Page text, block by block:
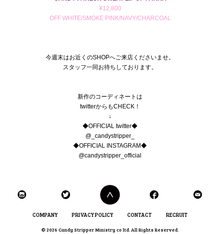
¥12,800
OFF WHITE/SMOKE PINK/NAVY/CHARCOAL
今週末はお近くのSHOPへご来店くださいませ。
スタッフ一同お待ちしております。
新作のコーディネートは
twitterからもCHECK！
↓
◆OFFICIAL twitter◆
@_candystripper_
◆OFFICIAL INSTAGRAM◆
@candystripper_official
COMPANY PRIVACY POLICY CONTACT RECRUIT
© 2026 Candy Stripper Ministry co ltd. All Rights Reserved.